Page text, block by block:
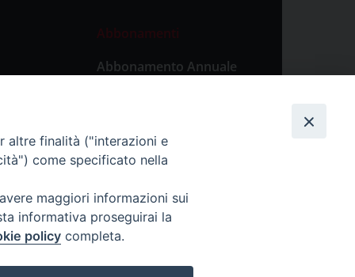
Abbonamenti
Abbonamento Annuale
Abbonamento Singola
altre finalità ("interazioni e
come specificato nella
maggiori informazioni sui
informativa proseguirai la
policy completa.